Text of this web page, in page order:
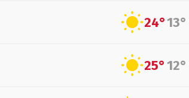
24°13°
25°12°